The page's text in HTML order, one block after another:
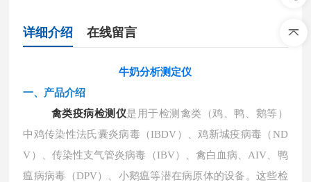
详细介绍 在线留言
牛奶分析测定仪
一、 产品介绍
禽类疫病检测仪是用于检测禽类（鸡、鸭、鹅等）
中鸡传染性法氏囊炎病毒（IBDV）、鸡新城疫病毒（ND
V）、传染性支气管炎病毒（IBV）、禽白血病、AIV、鸭
瘟病病毒（DPV）、小鹅瘟等潜在病原体的设备。这些检